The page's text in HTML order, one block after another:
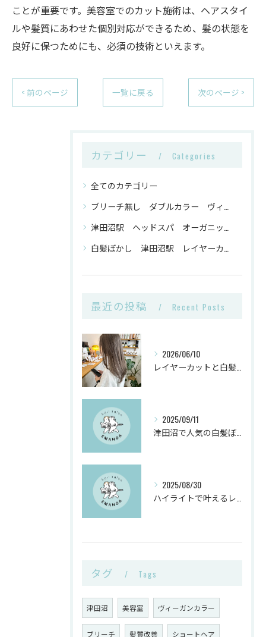
ことが重要です。美容室でのカット施術は、ヘアスタイ
ルや髪質にあわせた個別対応ができるため、髪の状態を
良好に保つためにも、必須の技術といえます。
< 前のページ 一覧に戻る 次のページ >
カテゴリー Categories
全てのカテゴリー
ブリーチ無し ダブルカラー ヴィーガンカラー 津田沼駅
津田沼駅 ヘッドスパ オーガニックトリートメント ヴィーガンカラー
白髪ぼかし 津田沼駅 レイヤーカット
最近の投稿 Recent Posts
2026/06/10
2025/09/11
2025/08/30
タグ Tags
津田沼 美容室 ヴィーガンカラー
ブリーチ 髪質改善 ショートヘア